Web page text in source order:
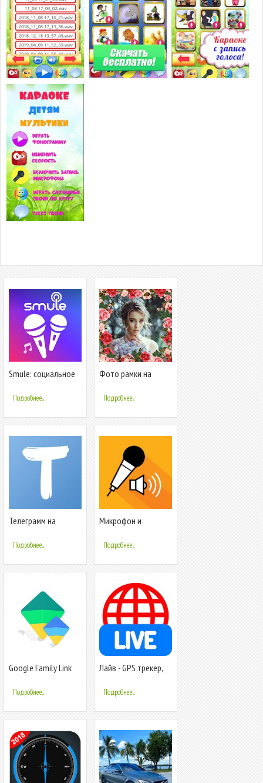
Smule: социальное
Подробнее...
Фото рамки на
Подробнее...
Телеграмм на
Подробнее...
Микрофон и
микрофон )
Подробнее...
Google Family Link
Подробнее...
Лайв - GPS трекер,
аудио, фото
Подробнее...